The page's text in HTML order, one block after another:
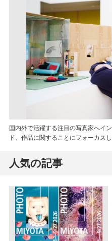
国内外で活躍する注目の写真家へイ
ド、作品に関することにフォーカス
人気の記事